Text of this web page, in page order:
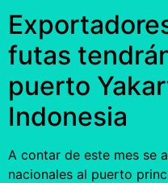
futas
puerto
Indonesia
A contar de este mes se
nacionales al puerto